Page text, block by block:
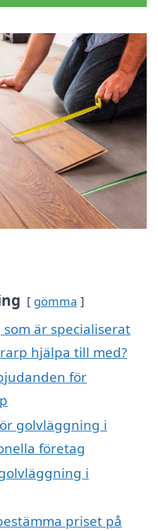
gömma
är specialiserat
hjälpa till med?
för
golvläggning i
företag
i
priset på